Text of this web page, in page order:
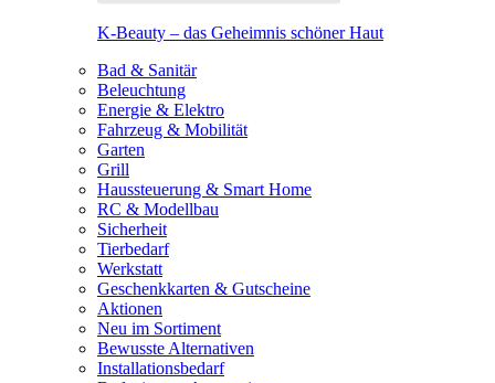
K-Beauty – das Geheimnis schöner Haut
Bad & Sanitär
Beleuchtung
Energie & Elektro
Fahrzeug & Mobilität
Garten
Grill
Haussteuerung & Smart Home
RC & Modellbau
Sicherheit
Tierbedarf
Werkstatt
Geschenkkarten & Gutscheine
Aktionen
Neu im Sortiment
Bewusste Alternativen
Installationsbedarf